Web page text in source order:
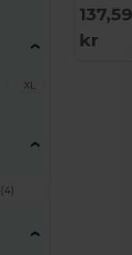
XL
(4)
137,59
kr